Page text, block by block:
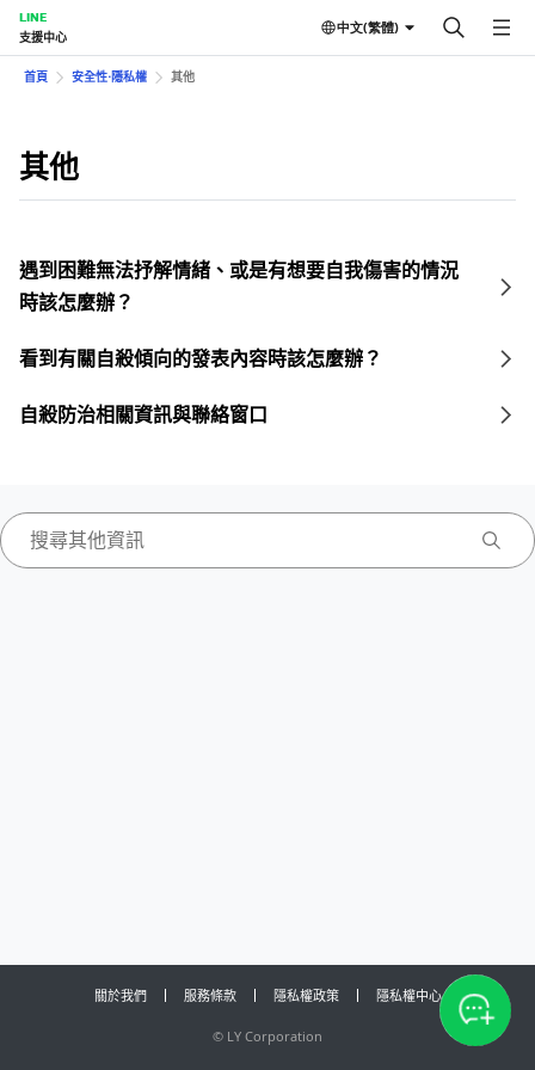
LINE
支援中心
中文(繁體)
首頁 安全性⋅隱私權 其他
其他
遇到困難無法抒解情緒、或是有想要自我傷害的情況
時該怎麼辦？
看到有關自殺傾向的發表內容時該怎麼辦？
自殺防治相關資訊與聯絡窗口
關於我們 服務條款 隱私權政策 隱私權中心
© LY Corporation